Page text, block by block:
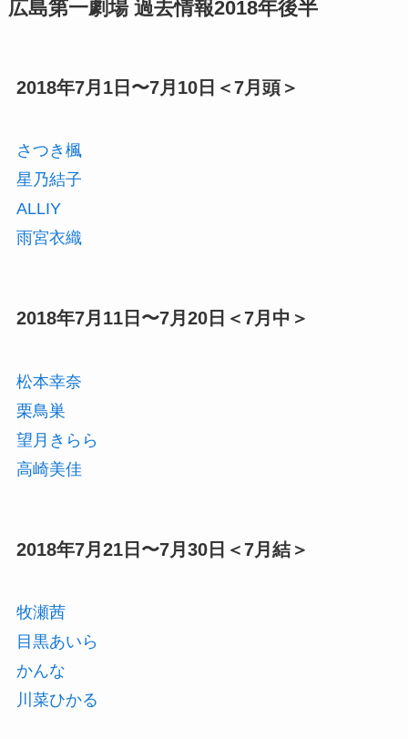
広島第一劇場 過去情報2018年後半
2018年7月1日〜7月10日＜7月頭＞
さつき楓
星乃結子
ALLIY
雨宮衣織
2018年7月11日〜7月20日＜7月中＞
松本幸奈
栗鳥巣
望月きらら
高崎美佳
2018年7月21日〜7月30日＜7月結＞
牧瀬茜
目黒あいら
かんな
川菜ひかる